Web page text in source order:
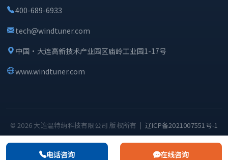
400-689-6933
tech@windtuner.com
中国·大连高新技术产业园区庙岭工业园1-17号
www.windtuner.com
© 2026 大连温特纳科技有限公司 版权所有 | 辽ICP备2021007551号-1
电话咨询 在线咨询